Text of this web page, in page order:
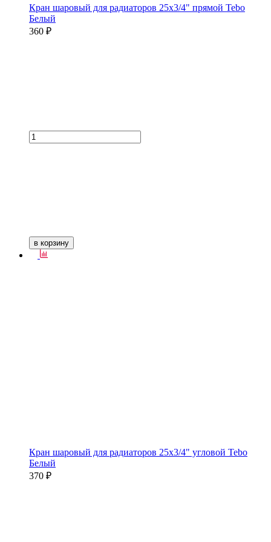
Кран шаровый для радиаторов 25х3/4" прямой Tebo
Белый
360 ₽
в корзину
Кран шаровый для радиаторов 25х3/4" угловой Tebo
Белый
370 ₽